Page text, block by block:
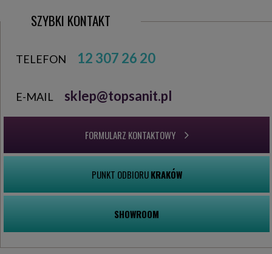
SZYBKI KONTAKT
TELEFON 12 307 26 20
E-MAIL sklep@topsanit.pl
FORMULARZ KONTAKTOWY
PUNKT ODBIORUKRAKÓW
SHOWROOM